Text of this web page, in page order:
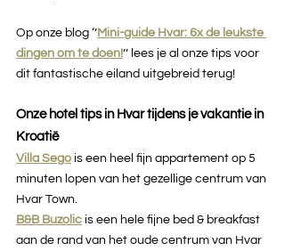
Op onze blog ‘’Mini-guide Hvar: 6x de leukste
dingen om te doen!’’ lees je al onze tips voor
dit fantastische eiland uitgebreid terug!
Onze hotel tips in Hvar tijdens je vakantie in
Kroatië
Villa Sego is een heel fijn appartement op 5
minuten lopen van het gezellige centrum van
Hvar Town.
B&B Buzolic is een hele fijne bed & breakfast
aan de rand van het oude centrum van Hvar